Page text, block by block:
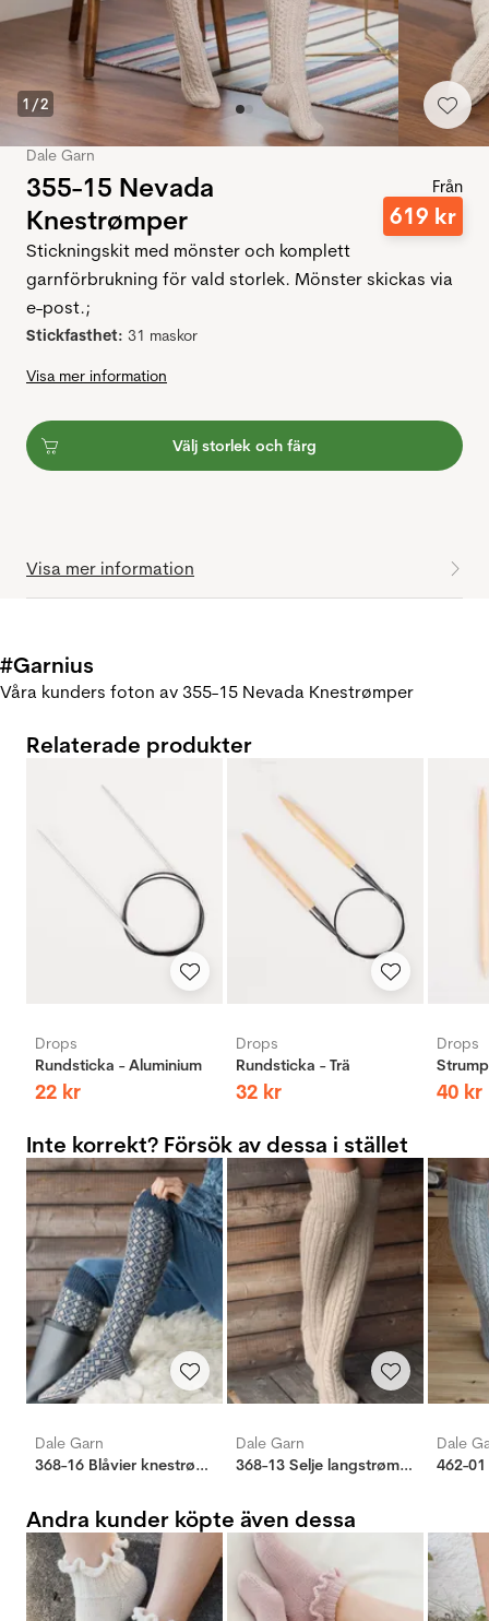
1 /2
Dale Garn
355-15 Nevada
Knestrømper
Från
619 kr
Stickningskit med mönster och komplett
garnförbrukning för vald storlek. Mönster skickas via
e-post.;
Stickfasthet: 31 maskor
Visa mer information
Välj storlek och färg
Visa mer information
#Garnius
Våra kunders foton av 355-15 Nevada Knestrømper
Relaterade produkter
Drops
Rundsticka - Aluminium
22 kr
Drops
Rundsticka - Trä
32 kr
Drops
40 kr
Inte korrekt? Försök av dessa i stället
Dale Garn
368-16 Blåvier knestrømper
Dale Garn
368-13 Selje langstrømper
Dale
Andra kunder köpte även dessa